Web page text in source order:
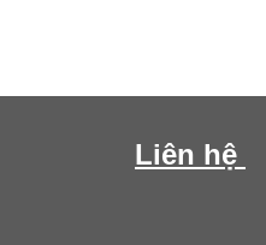
Liên hệ